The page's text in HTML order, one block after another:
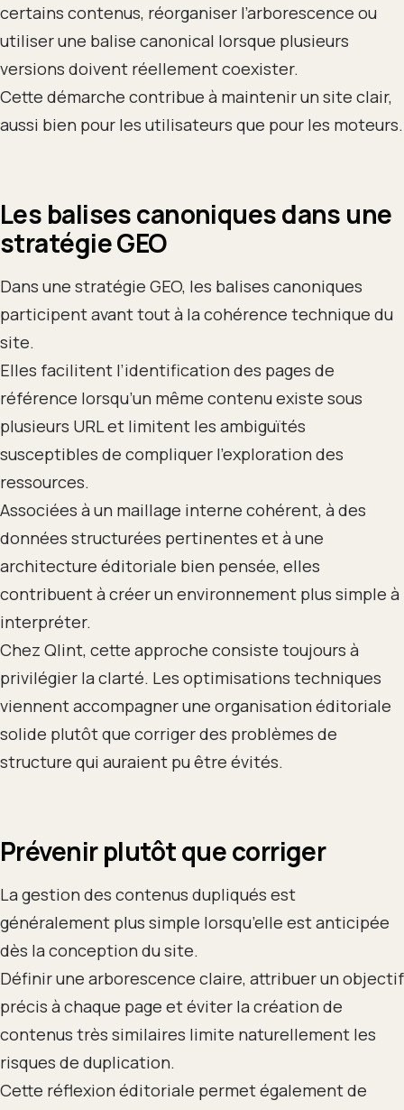
certains contenus, réorganiser l’arborescence ou
utiliser une balise canonical lorsque plusieurs
versions doivent réellement coexister.
Cette démarche contribue à maintenir un site clair,
aussi bien pour les utilisateurs que pour les moteurs.
Les balises canoniques dans une
stratégie GEO
Dans une stratégie GEO, les balises canoniques
participent avant tout à la cohérence technique du
site.
Elles facilitent l’identification des pages de
référence lorsqu’un même contenu existe sous
plusieurs URL et limitent les ambiguïtés
susceptibles de compliquer l’exploration des
ressources.
Associées à un maillage interne cohérent, à des
données structurées pertinentes et à une
architecture éditoriale bien pensée, elles
contribuent à créer un environnement plus simple à
interpréter.
Chez Qlint, cette approche consiste toujours à
privilégier la clarté. Les optimisations techniques
viennent accompagner une organisation éditoriale
solide plutôt que corriger des problèmes de
structure qui auraient pu être évités.
Prévenir plutôt que corriger
La gestion des contenus dupliqués est
généralement plus simple lorsqu’elle est anticipée
dès la conception du site.
Définir une arborescence claire, attribuer un objectif
précis à chaque page et éviter la création de
contenus très similaires limite naturellement les
risques de duplication.
Cette réflexion éditoriale permet également de